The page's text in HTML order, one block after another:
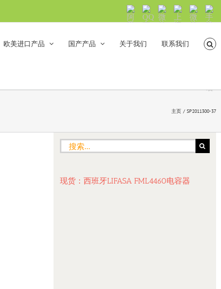
阿
里
沟
QQ
交
微
信
号：
shanhehairong
上
海
海
微
信
手
机
览
直
接
欧美进口产品 国产产品 关于我们 联系我们
主页 SP2011300-37
搜
索：
现货：西班牙LIFASA FML4460电容器